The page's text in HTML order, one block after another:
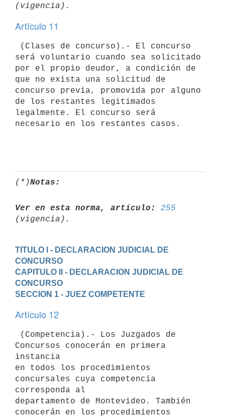
Artículo 11
será voluntario cuando sea solicitado
por el propio deudor, a condición de
que no exista una solicitud de
concurso previa, promovida por alguno
de los restantes legitimados
legalmente. El concurso será
necesario en los restantes casos.
(*)Notas:
Ver en esta norma, artículo:
255
TITULO I - DECLARACION JUDICIAL DE
CONCURSO
CAPITULO II - DECLARACION JUDICIAL DE
CONCURSO
SECCION 1 - JUEZ COMPETENTE
Artículo 12
Concursos conocerán en primera
instancia
en todos los procedimientos
concursales cuya competencia
corresponda al
departamento de Montevideo. También
conocerán en los procedimientos